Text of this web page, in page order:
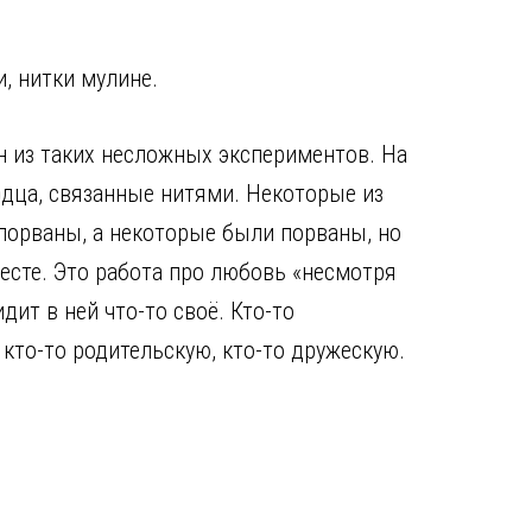
нитки мулине.
из таких несложных экспериментов. На
связанные нитями. Некоторые из
а некоторые были порваны, но
Это работа про любовь «несмотря
в ней что-то своё. Кто-то
то родительскую, кто-то дружескую.